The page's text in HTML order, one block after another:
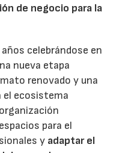
de negocio para la
celebrándose en
nueva etapa
renovado y una
ecosistema
para el
y adaptar el